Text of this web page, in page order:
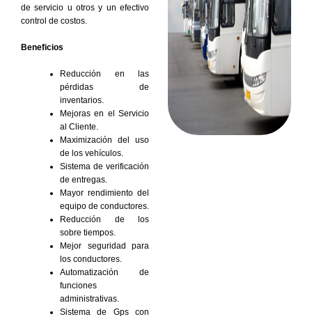
de servicio u otros y un efectivo
control de costos.
Beneficios
Reducción en las
pérdidas de
inventarios.
Mejoras en el Servicio
al Cliente.
Maximización del uso
de los vehículos.
Sistema de verificación
de entregas.
Mayor rendimiento del
equipo de conductores.
Reducción de los
sobre tiempos.
Mejor seguridad para
los conductores.
Automatización de
funciones
administrativas.
Sistema de Gps con